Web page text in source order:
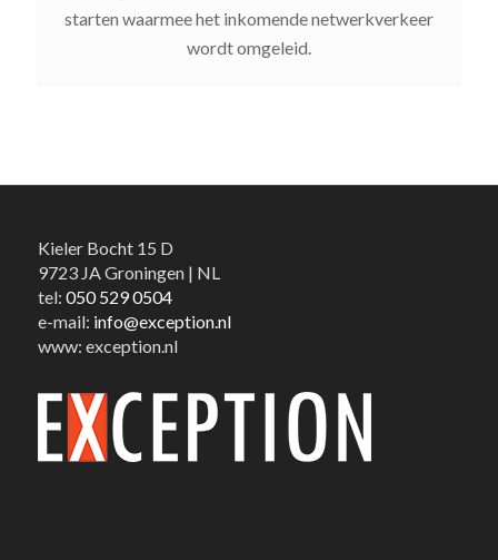
starten waarmee het inkomende netwerkverkeer
wordt omgeleid.
Kieler Bocht 15 D
9723 JA Groningen | NL
tel: 050 529 0504
e-mail: info@exception.nl
www: exception.nl